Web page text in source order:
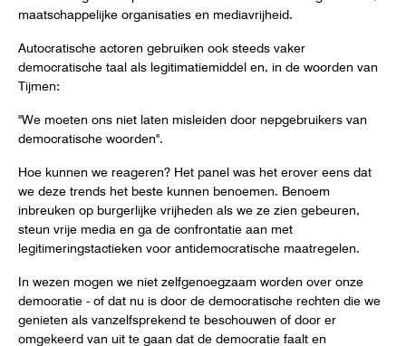
maatschappelijke organisaties en mediavrijheid.
Autocratische actoren gebruiken ook steeds vaker
democratische taal als legitimatiemiddel en, in de woorden van
Tijmen:
"We moeten ons niet laten misleiden door nepgebruikers van
democratische woorden".
Hoe kunnen we reageren? Het panel was het erover eens dat
we deze trends het beste kunnen benoemen. Benoem
inbreuken op burgerlijke vrijheden als we ze zien gebeuren,
steun vrije media en ga de confrontatie aan met
legitimeringstactieken voor antidemocratische maatregelen.
In wezen mogen we niet zelfgenoegzaam worden over onze
democratie - of dat nu is door de democratische rechten die we
genieten als vanzelfsprekend te beschouwen of door er
omgekeerd van uit te gaan dat de democratie faalt en